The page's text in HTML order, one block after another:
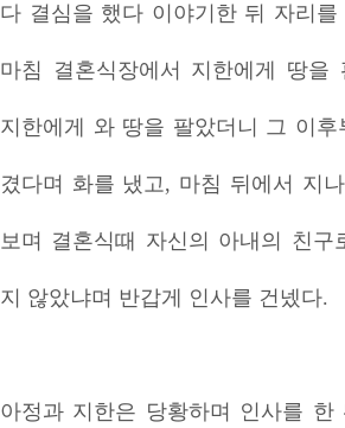
다 결심을 했다 이야기한 뒤 자리를
마침 결혼식장에서 지한에게 땅을
지한에게 와 땅을 팔았더니 그 이
겼다며 화를 냈고, 마침 뒤에서 지
보며 결혼식때 자신의 아내의 친구
지 않았냐며 반갑게 인사를 건넸다.
아정과 지한은 당황하며 인사를 한